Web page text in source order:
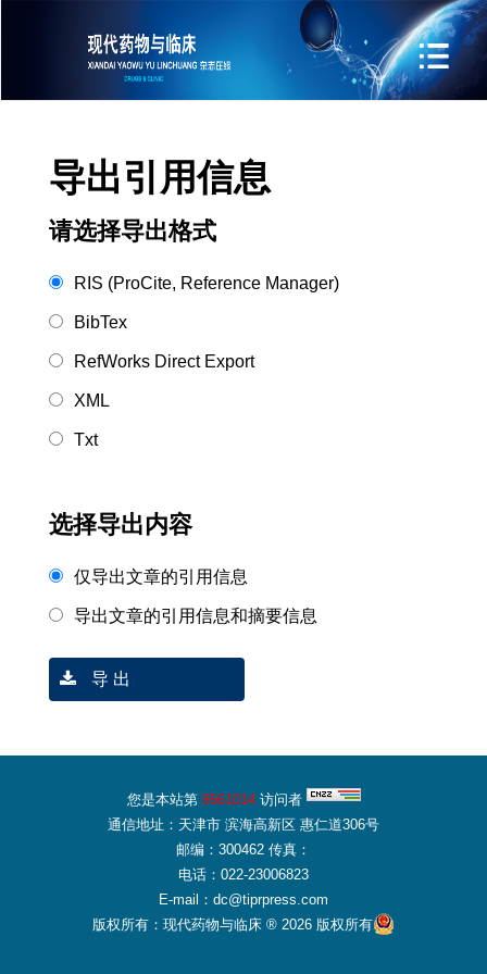
导出引用信息
请选择导出格式
RIS (ProCite, Reference Manager)
BibTex
RefWorks Direct Export
XML
Txt
选择导出内容
仅导出文章的引用信息
导出文章的引用信息和摘要信息
导 出
您是本站第 8561014访问者
通信地址：天津市 滨海高新区 惠仁道306号
邮编：300462 传真：
电话：022-23006823
E-mail：dc@tiprpress.com
版权所有：现代药物与临床 ® 2026 版权所有